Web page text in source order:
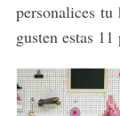
personalices tu
gusten estas